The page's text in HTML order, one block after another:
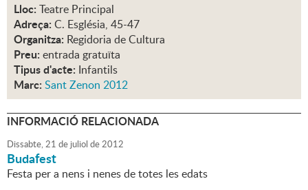
Lloc: Teatre Principal
Adreça: C. Església, 45-47
Organitza: Regidoria de Cultura
Preu: entrada gratuïta
Tipus d'acte: Infantils
Marc: Sant Zenon 2012
INFORMACIÓ RELACIONADA
Dissabte,21 de juliol de2012
Budafest
Festa per a nens i nenes de totes les edats